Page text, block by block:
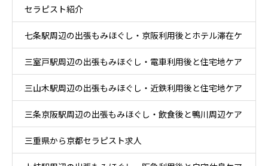
セラピスト紹介
七条駅周辺の出張もみほぐし・京阪利用後とホテル滞在ケ
ア
三室戸駅周辺の出張もみほぐし・電車利用後と住宅地ケア
三山木駅周辺の出張もみほぐし・近鉄利用後と住宅地ケア
三条京阪駅周辺の出張もみほぐし・飲食後と鴨川周辺ケア
三重県から京都セラピスト求人